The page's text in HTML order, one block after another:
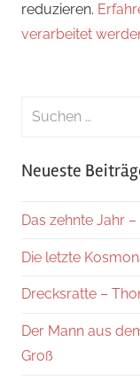
reduzieren.
verarbeitet
Suchen
Neueste
Das zehnte Jahr
Die letzte
Drecksratte –
Der Mann aus
Groß